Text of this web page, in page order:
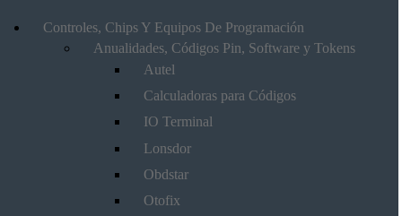
Controles, Chips Y Equipos De Programación
Anualidades, Códigos Pin, Software y Tokens
Autel
Calculadoras para Códigos
IO Terminal
Lonsdor
Obdstar
Otofix